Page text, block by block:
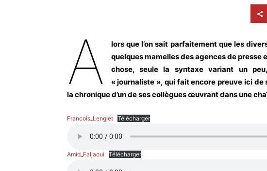
A
lors que l’on sait parfaitement que les
quelques mamelles des agences de presse
chose, seule la syntaxe variant un
« journaliste », qui fait encore preuve ici
la chronique d’un de ses collègues œuvrant dans une
Francois_Lenglet Télécharger
Amid_Faljaoui Télécharger